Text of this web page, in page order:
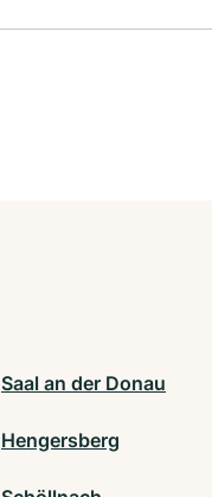
Saal an der Donau
Hengersberg